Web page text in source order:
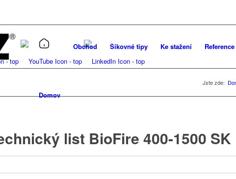
Domov
Obchod Šikovné tipy Ke stažení Reference
Jste zde:
list BioFire 400-1500 SK
10. dubna 2025 / 0 Komentáře / přidalroot